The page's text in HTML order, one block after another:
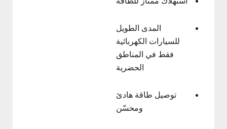
المدى الطويل
للسيارات الكهربائية
فقط في المناطق
الحضرية
توصيل طاقة هادئ
ومحسّن